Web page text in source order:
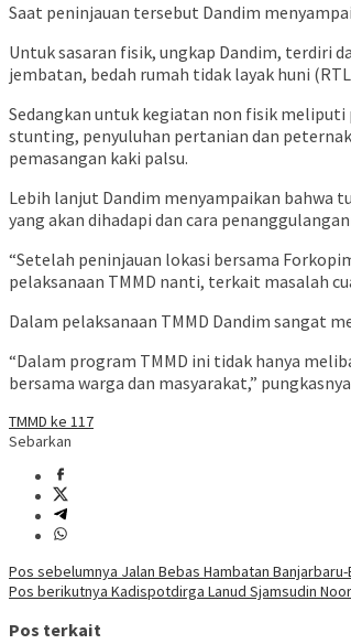
Saat peninjauan tersebut Dandim
Untuk sasaran fisik, ungkap Dandim, terdiri
jembatan, bedah rumah tidak layak huni
Sedangkan untuk kegiatan non fisik meliputi
stunting, penyuluhan pertanian dan
pemasangan kaki palsu.
Lebih lanjut Dandim menyampaikan bahwa
yang akan dihadapi dan cara
“Setelah peninjauan lokasi bersama
pelaksanaan TMMD nanti, terkait masalah
Dalam pelaksanaan TMMD Dandim sangat
“Dalam program TMMD ini tidak hanya
bersama warga dan masyarakat,”
TMMD ke 117
Sebarkan
Navigasi
pos
Pos sebelumnya Jalan Bebas Hambatan
Pos berikutnya Kadispotdirga Lanud Sjamsudin
Pos terkait